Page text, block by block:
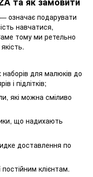
— означає подарувати
навчатися,
тому ми ретельно
наборів для малюків до
і підлітків;
які можна сміливо
що надихають
доставлення по
постійним клієнтам.